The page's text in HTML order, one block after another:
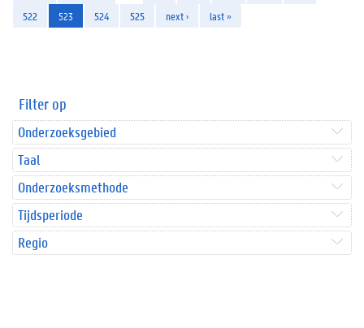
522
523 524 525 next › last »
Filter op
Onderzoeksgebied
Taal
Onderzoeksmethode
Tijdsperiode
Regio